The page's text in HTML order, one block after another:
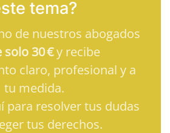
tema?
de nuestros abogados
solo 30 €y recibe
claro, profesional y a
tu medida.
para resolver tus dudas
tus derechos.